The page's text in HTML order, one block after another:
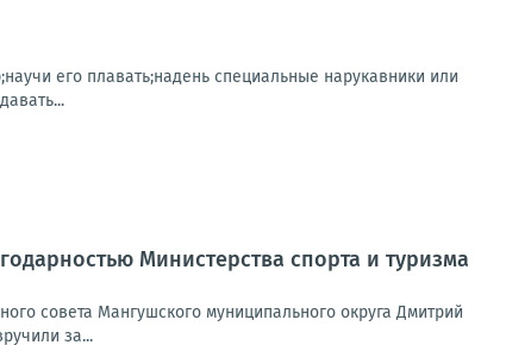
его плавать;надень специальные нарукавники или
Министерства спорта и туризма
совета Мангушского муниципального округа Дмитрий
за...